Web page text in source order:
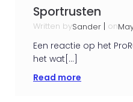
Sportrusten
Written bySander on
Een reactie op het
het wat[…]
Read more